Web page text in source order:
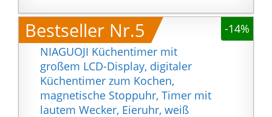
hält auf anderen Metall
Oberflächen
Energieversorgung:
Benötigt keine
Batterien, funktioniert
durch Metall-
Aufzugswerk
Bestseller Nr.5
-14%
NIAGUOJI Küchentimer mit
großem LCD-Display, digitaler
Küchentimer zum Kochen,
magnetische Stoppuhr, Timer mit
lautem Wecker, Eieruhr, weiß